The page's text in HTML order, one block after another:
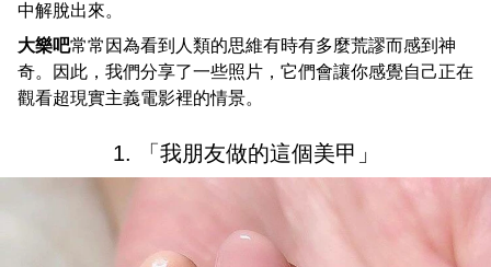
中解脫出來。
大樂吧常常因為看到人類的思維有時有多麼荒謬而感到神
奇。因此，我們分享了一些照片，它們會讓你感覺自己正在
觀看超現實主義電影裡的情景。
1. 「我朋友做的這個美甲」